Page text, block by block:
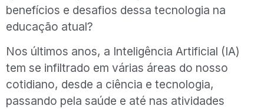
benefícios e desafios dessa tecnologia na
educação atual?
Nos últimos anos, a Inteligência Artificial (IA)
tem se infiltrado em várias áreas do nosso
cotidiano, desde a ciência e tecnologia,
passando pela saúde e até nas atividades